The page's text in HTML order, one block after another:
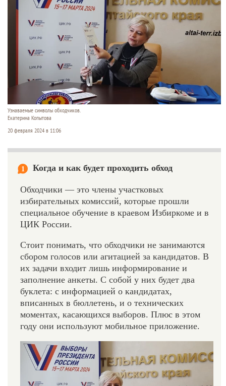
Узнаваемые символы обходчиков.
Екатерина Копытова
20 февраля 2024 в 11:06
1 Когда и как будет проходить обход
Обходчики — это члены участковых
избирательных комиссий, которые прошли
специальное обучение в краевом Избиркоме и в
ЦИК России.
Стоит понимать, что обходчики не занимаются
сбором голосов или агитацией за кандидатов. В
их задачи входит лишь информирование и
заполнение анкеты. С собой у них будет два
буклета: с информацией о кандидатах,
вписанных в бюллетень, и о технических
моментах, касающихся выборов. Плюс в этом
году они используют мобильное приложение.